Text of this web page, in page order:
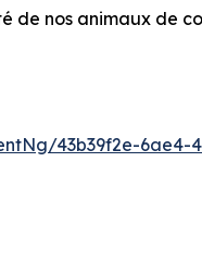
de nos animaux de
43b39f2e-6ae4-